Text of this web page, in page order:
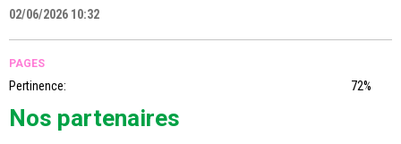
02/06/2026 10:32
PAGES
Pertinence: 72%
Nos partenaires